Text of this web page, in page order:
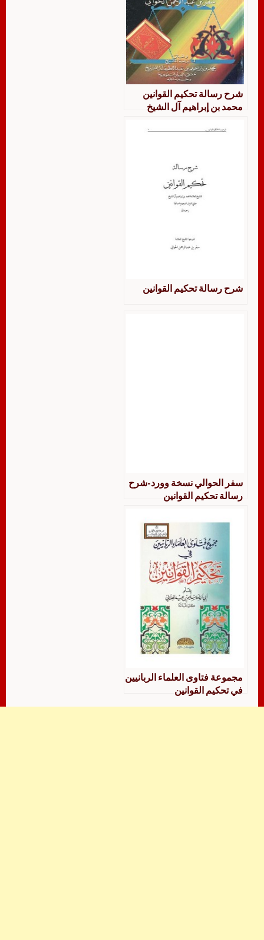
شرح رسالة تحكيم القوانين
محمد بن إبراهيم آل الشيخ
شرح رسالة تحكيم القوانين
سفر الحوالي نسخة وورد-شرح
رسالة تحكيم القوانين
مجموعة فتاوى العلماء الربانيين
في تحكيم القوانين